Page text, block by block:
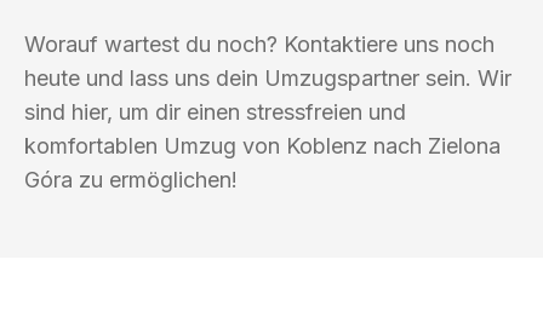
Worauf wartest du noch? Kontaktiere uns noch
heute und lass uns dein Umzugspartner sein. Wir
sind hier, um dir einen stressfreien und
komfortablen Umzug von Koblenz nach Zielona
Góra zu ermöglichen!